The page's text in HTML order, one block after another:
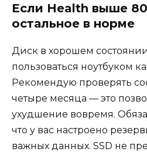
Если Health выше
остальное в норме
Диск в хорошем
пользоваться ноутбуком
Рекомендую проверять
четыре месяца — это
ухудшение вовремя.
что у вас настроено
важных данных. SSD не